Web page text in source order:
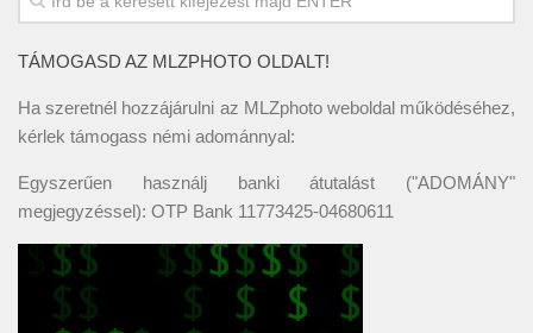
TÁMOGASD AZ MLZPHOTO OLDALT!
Ha szeretnél hozzájárulni az MLZphoto weboldal működéséhez,
kérlek támogass némi adománnyal:
Egyszerűen használj banki átutalást ("ADOMÁNY"
megjegyzéssel): OTP Bank 11773425-04680611